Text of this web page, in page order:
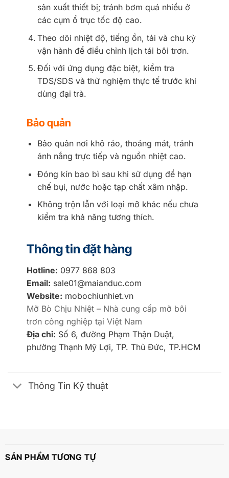
sản xuất thiết bị; tránh bơm quá nhiều ở
các cụm ổ trục tốc độ cao.
Theo dõi nhiệt độ, tiếng ồn, tải và chu kỳ
vận hành để điều chỉnh lịch tái bôi trơn.
Đối với ứng dụng đặc biệt, kiểm tra
TDS/SDS và thử nghiệm thực tế trước khi
dùng đại trà.
Bảo quản
Bảo quản nơi khô ráo, thoáng mát, tránh
ánh nắng trực tiếp và nguồn nhiệt cao.
Đóng kín bao bì sau khi sử dụng để hạn
chế bụi, nước hoặc tạp chất xâm nhập.
Không trộn lẫn với loại mỡ khác nếu chưa
kiểm tra khả năng tương thích.
Thông tin đặt hàng
Hotline: 0977 868 803
Email: sale01@maianduc.com
Website: mobochiunhiet.vn
Mỡ Bò Chịu Nhiệt – Nhà cung cấp mỡ bôi
trơn công nghiệp tại Việt Nam
Địa chỉ: Số 6, đường Phạm Thận Duật,
phường Thạnh Mỹ Lợi, TP. Thủ Đức, TP.HCM
Thông Tin Kỹ thuật
SẢN PHẨM TƯƠNG TỰ